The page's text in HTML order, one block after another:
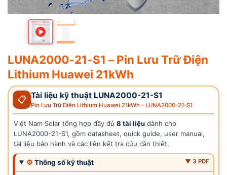
LUNA2000-21-S1 – Pin Lưu Trữ Điện
Lithium Huawei 21kWh
📋 Tài liệu kỹ thuật LUNA2000-21-S1
Pin Lưu Trữ Điện Lithium Huawei 21kWh - LUNA2000-21-S1
Việt Nam Solar tổng hợp đầy đủ 8 tài liệu dành cho
LUNA2000-21-S1, gồm datasheet, quick guide, user manual,
tài liệu bảo hành và các liên kết tra cứu cần thiết.
⚙ Thông số kỹ thuật ▼ 3 PDF